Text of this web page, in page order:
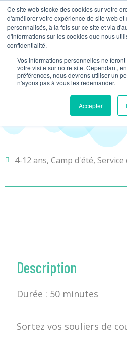
Ce site web stocke des cookies sur votre
d'améliorer votre expérience de site web
personnalisés, à la fois sur ce site et via
d'informations sur les cookies que nous
confidentialité.
Vos informations personnelles ne
votre visite sur notre site. Cependant,
préférences, nous devrons utiliser un
n'ayons pas à vous les redemander.
Accepter
Migration
4-12 ans, Camp d'été, Service
Description
Durée : 50 minutes
Sortez vos souliers de